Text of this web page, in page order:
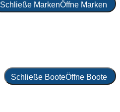
Schließe MarkenÖffne Marken
Schließe BooteÖffne Boote